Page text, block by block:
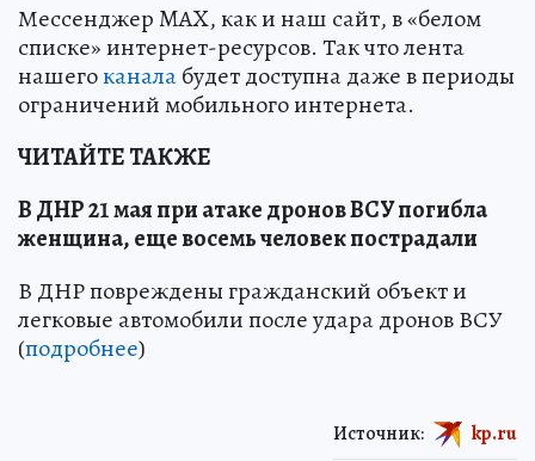
Мессенджер MAX, как и наш сайт, в «белом
списке» интернет-ресурсов. Так что лента
нашегоканалабудет доступна даже в периоды
ограничений мобильного интернета.
ЧИТАЙТЕ ТАКЖЕ
В ДНР 21 мая при атаке дронов ВСУ погибла
женщина, еще восемь человек пострадали
В ДНР повреждены гражданский объект и
легковые автомобили после удара дронов ВСУ
(подробнее)
Источник: kp.ru